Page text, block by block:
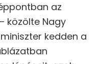
az
közölte Nagy
kedden a